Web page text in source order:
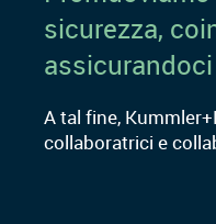
sicurezza,
A tal fine,
collaboratrici e